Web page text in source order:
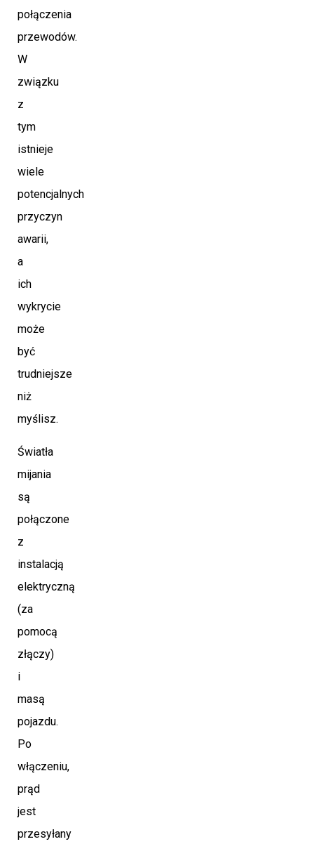
połączenia
przewodów.
W
związku
z
tym
istnieje
wiele
potencjalnych
przyczyn
awarii,
a
ich
wykrycie
może
być
trudniejsze
niż
myślisz.
Światła
mijania
są
połączone
z
instalacją
elektryczną
(za
pomocą
złączy)
i
masą
pojazdu.
Po
włączeniu,
prąd
jest
przesyłany